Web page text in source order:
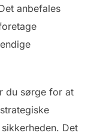
anbefales
du sørge for at
Det